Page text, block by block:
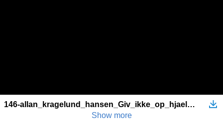
146-allan_kragelund_hansen_Giv_ikke_op_hjaelpen_er_naer
Show more